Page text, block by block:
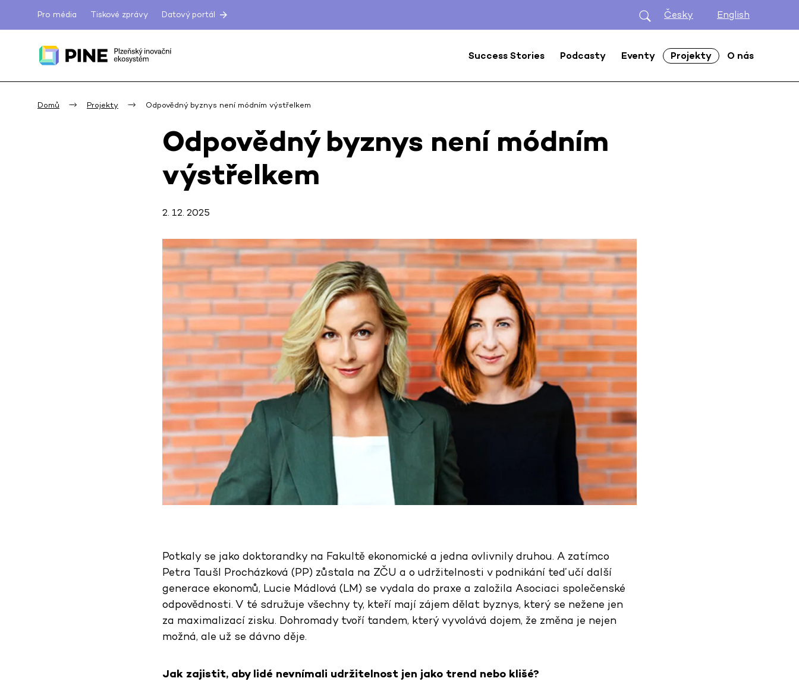
Pro média Tiskové zprávy Datový portál Česky English
Success Stories Podcasty Eventy Projekty O nás
Domů Projekty Odpovědný byznys není módním výstřelkem
Odpovědný byznys není módním
výstřelkem
2. 12. 2025
Potkaly se jako doktorandky na Fakultě ekonomické a jedna ovlivnily druhou. A zatímco
Petra Taušl Procházková (PP) zůstala na ZČU a o udržitelnosti v podnikání teď učí další
generace ekonomů, Lucie Mádlová (LM) se vydala do praxe a založila Asociaci společenské
odpovědnosti. V té sdružuje všechny ty, kteří mají zájem dělat byznys, který se nežene jen
za maximalizací zisku. Dohromady tvoří tandem, který vyvolává dojem, že změna je nejen
možná, ale už se dávno děje.
Jak zajistit, aby lidé nevnímali udržitelnost jen jako trend nebo klišé?